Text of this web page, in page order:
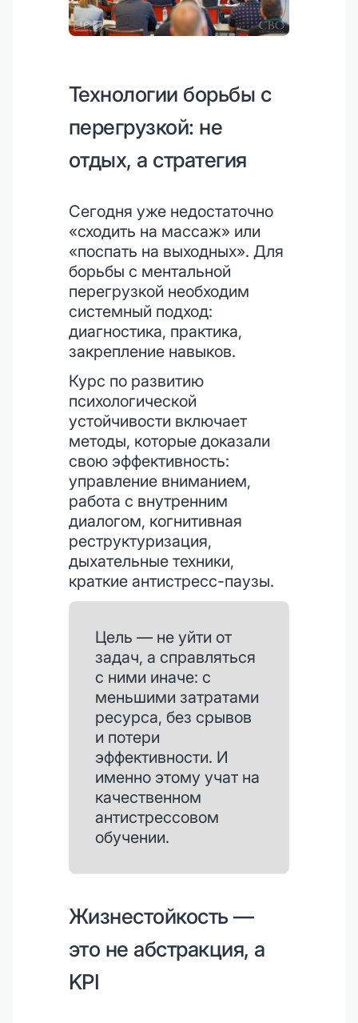
Технологии борьбы с
перегрузкой: не
отдых, а стратегия
Сегодня уже недостаточно
«сходить на массаж» или
«поспать на выходных». Для
борьбы с ментальной
перегрузкой необходим
системный подход:
диагностика, практика,
закрепление навыков.
Курс по развитию
психологической
устойчивости включает
методы, которые доказали
свою эффективность:
управление вниманием,
работа с внутренним
диалогом, когнитивная
реструктуризация,
дыхательные техники,
краткие антистресс-паузы.
Цель — не уйти от
задач, а справляться
с ними иначе: с
меньшими затратами
ресурса, без срывов
и потери
эффективности. И
именно этому учат на
качественном
антистрессовом
обучении.
Жизнестойкость —
это не абстракция, а
KPI